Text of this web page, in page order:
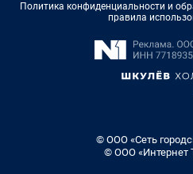
Политика конфиденциальности и
правила
© ООО «Сеть
© ООО «Интернет